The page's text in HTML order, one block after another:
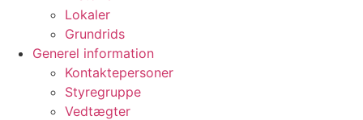
Lokaler
Grundrids
Generel information
Kontaktepersoner
Styregruppe
Vedtægter